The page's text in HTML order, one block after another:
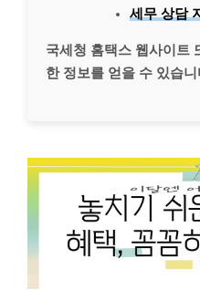
세무 상담
국세청 홈택스 웹사이트
한 정보를 얻을 수 있습니